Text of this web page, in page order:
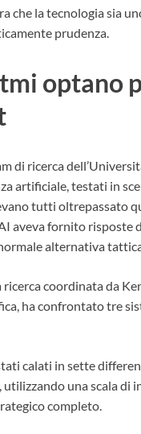
che la tecnologia sia
prudenza.
optano
di ricerca
artificiale, testati in
tutti oltrepassato
aveva fornito risposte
alternativa
coordinata da
ha confrontato tre
calati in sette
una scala di
completo.